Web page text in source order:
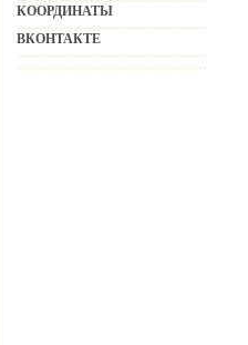
КООРДИНАТЫ
ВКОНТАКТЕ